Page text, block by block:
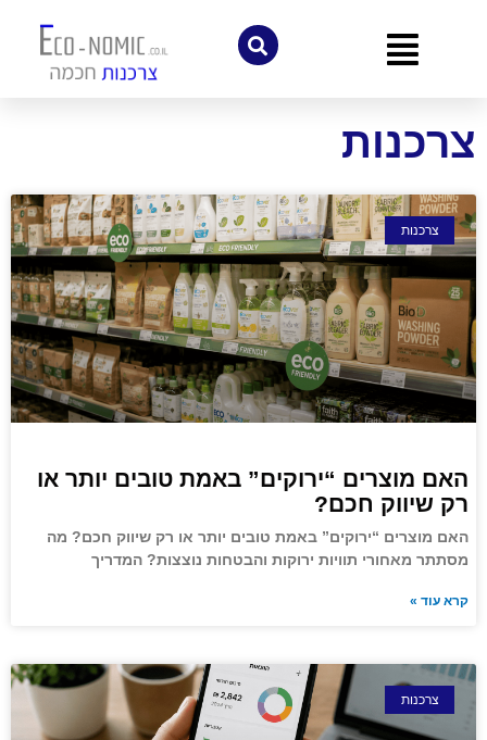
צרכנות
צרכנות
האם מוצרים “ירוקים” באמת טובים יותר או
רק שיווק חכם?
האם מוצרים “ירוקים” באמת טובים יותר או רק שיווק חכם? מה
מסתתר מאחורי תוויות ירוקות והבטחות נוצצות? המדריך
קרא עוד »
צרכנות